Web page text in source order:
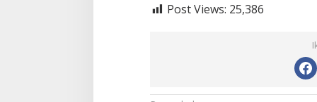
Post Views: 25,386